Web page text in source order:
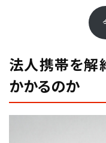
事前準備と分散
2026年以降
違約金なしプラ
MNP・キャリア乗
今後は「違約金」
法人携帯を解
かかるのか